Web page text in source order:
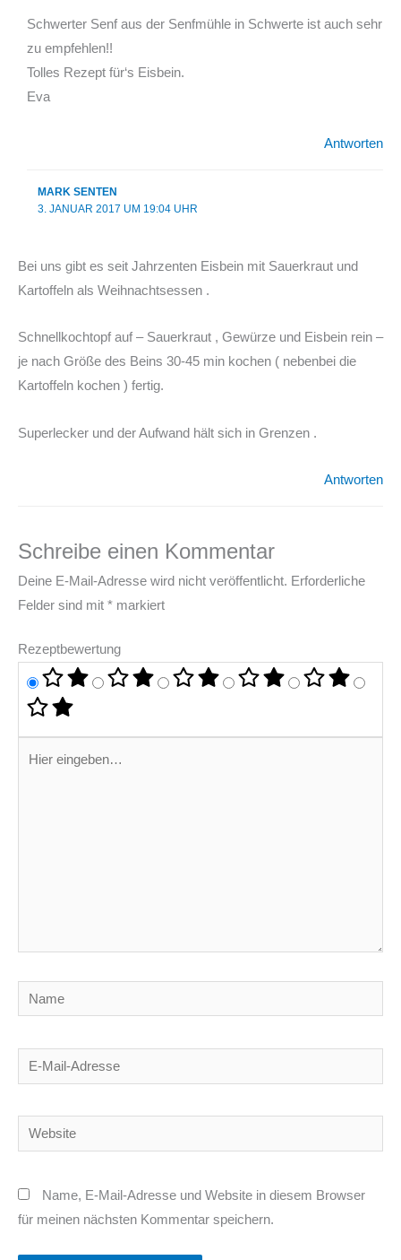
Schwerter Senf aus der Senfmühle in Schwerte ist auch sehr
zu empfehlen!!
Tolles Rezept für‘s Eisbein.
Eva
Antworten
MARK SENTEN
3. JANUAR 2017 UM 19:04 UHR
Bei uns gibt es seit Jahrzenten Eisbein mit Sauerkraut und
Kartoffeln als Weihnachtsessen .
Schnellkochtopf auf – Sauerkraut , Gewürze und Eisbein rein –
je nach Größe des Beins 30-45 min kochen ( nebenbei die
Kartoffeln kochen ) fertig.
Superlecker und der Aufwand hält sich in Grenzen .
Antworten
Schreibe einen Kommentar
Deine E-Mail-Adresse wird nicht veröffentlicht. Erforderliche
Felder sind mit * markiert
Rezeptbewertung
Name
E-
Mail-
Website
Name, E-Mail-Adresse und Website in diesem Browser
für meinen nächsten Kommentar speichern.